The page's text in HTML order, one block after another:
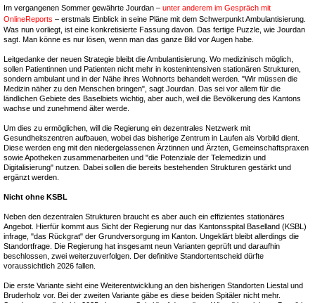
Im vergangenen Sommer gewährte Jourdan – unter anderem im Gespräch mit
OnlineReports – erstmals Einblick in seine Pläne mit dem Schwerpunkt Ambulantisierung.
Was nun vorliegt, ist eine konkretisierte Fassung davon. Das fertige Puzzle, wie Jourdan
sagt. Man könne es nur lösen, wenn man das ganze Bild vor Augen habe.
Leitgedanke der neuen Strategie bleibt die Ambulantisierung. Wo medizinisch möglich,
sollen Patientinnen und Patienten nicht mehr in kostenintensiven stationären Strukturen,
sondern ambulant und in der Nähe ihres Wohnorts behandelt werden. "Wir müssen die
Medizin näher zu den Menschen bringen", sagt Jourdan. Das sei vor allem für die
ländlichen Gebiete des Baselbiets wichtig, aber auch, weil die Bevölkerung des Kantons
wachse und zunehmend älter werde.
Um dies zu ermöglichen, will die Regierung ein dezentrales Netzwerk mit
Gesundheitszentren aufbauen, wobei das bisherige Zentrum in Laufen als Vorbild dient.
Diese werden eng mit den niedergelassenen Ärztinnen und Ärzten, Gemeinschaftspraxen
sowie Apotheken zusammenarbeiten und "die Potenziale der Telemedizin und
Digitalisierung" nutzen. Dabei sollen die bereits bestehenden Strukturen gestärkt und
ergänzt werden.
Nicht ohne KSBL
Neben den dezentralen Strukturen braucht es aber auch ein effizientes stationäres
Angebot. Hierfür kommt aus Sicht der Regierung nur das Kantonsspital Baselland (KSBL)
infrage, "das Rückgrat" der Grundversorgung im Kanton. Ungeklärt bleibt allerdings die
Standortfrage. Die Regierung hat insgesamt neun Varianten geprüft und daraufhin
beschlossen, zwei weiterzuverfolgen. Der definitive Standortentscheid dürfte
voraussichtlich 2026 fallen.
Die erste Variante sieht eine Weiterentwicklung an den bisherigen Standorten Liestal und
Bruderholz vor. Bei der zweiten Variante gäbe es diese beiden Spitäler nicht mehr.